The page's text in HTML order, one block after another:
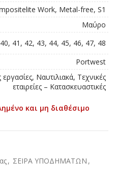
Work, Metal-free, S1
Μαύρο
41, 42, 43, 44, 45, 46, 47, 48
Portwest
εργασίες, Ναυτιλιακά, Τεχνικές
εταιρείες – Κατασκευαστικές
και μη διαθέσιμο
, ΣΕΙΡΑ ΥΠΟΔΗΜΑΤΩΝ ,